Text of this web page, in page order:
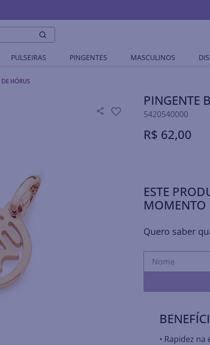
PULSEIRAS PINGENTES MASCULINOS
HÓRUS
PINGENTE
5420540000
R$ 62,00
ESTE
MOMENTO
Quero saber
• Rapidez na